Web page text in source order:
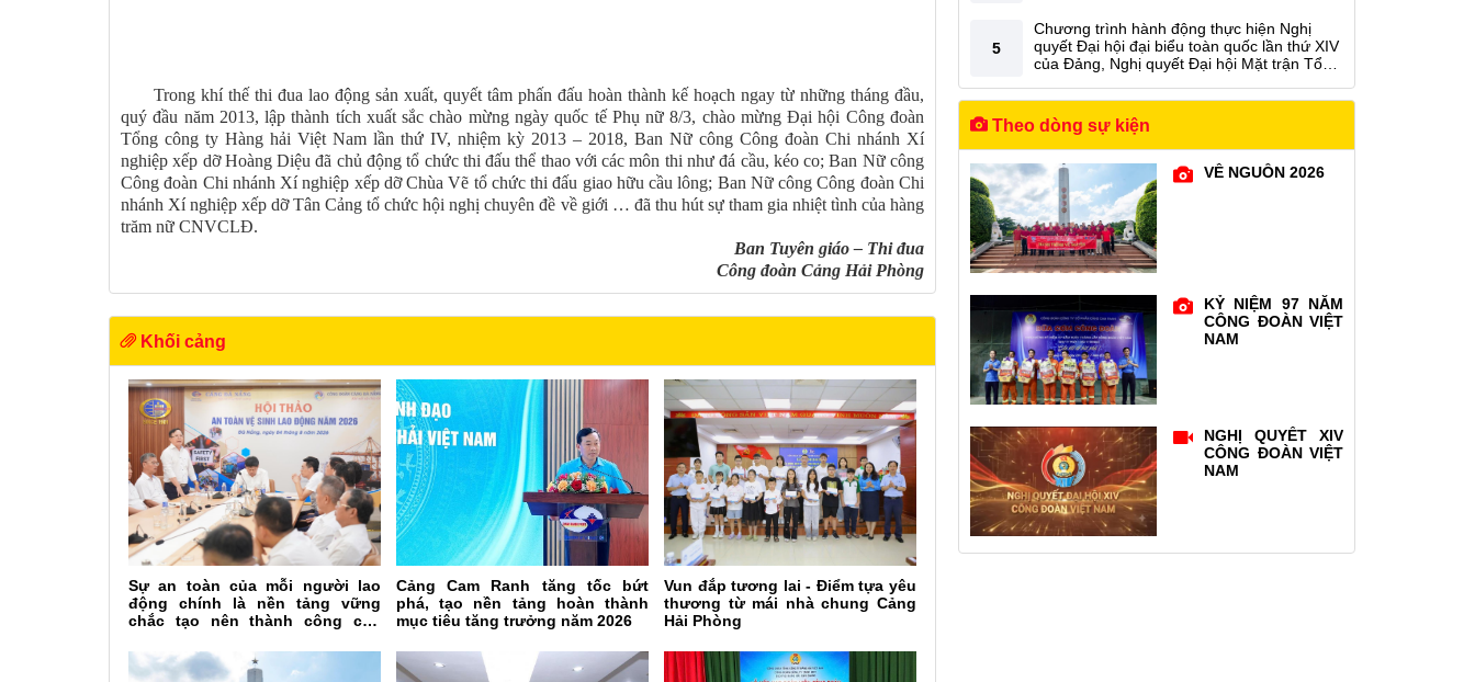
Trong khí thế thi đua lao động sản xuất, quyết tâm phấn đấu hoàn thành kế hoạch ngay từ những tháng đầu,
quý đầu năm 2013, lập thành tích xuất sắc chào mừng ngày quốc tế Phụ nữ 8/3, chào mừng Đại hội Công đoàn
Tổng công ty Hàng hải Việt Nam lần thứ IV, nhiệm kỳ 2013 – 2018, Ban Nữ công Công đoàn Chi nhánh Xí
nghiệp xếp dỡ Hoàng Diệu đã chủ động tổ chức thi đấu thể thao với các môn thi như đá cầu, kéo co; Ban Nữ công
Công đoàn Chi nhánh Xí nghiệp xếp dỡ Chùa Vẽ tổ chức thi đấu giao hữu cầu lông; Ban Nữ công Công đoàn Chi
nhánh Xí nghiệp xếp dỡ Tân Cảng tổ chức hội nghị chuyên đề về giới … đã thu hút sự tham gia nhiệt tình của hàng
trăm nữ CNVCLĐ.
Ban Tuyên giáo – Thi đua
Công đoàn Cảng Hải Phòng
Khối cảng
Sự an toàn của mỗi người lao
động chính là nền tảng vững
chắc tạo nên thành công của
Cảng Cam Ranh tăng tốc bứt
phá, tạo nền tảng hoàn thành
mục tiêu tăng trưởng năm 2026
Vun đắp tương lai - Điểm tựa yêu
thương từ mái nhà chung Cảng
Hải Phòng
5
Chương trình hành động thực hiện Nghị
quyết Đại hội đại biểu toàn quốc lần thứ XIV
của Đảng, Nghị quyết Đại hội Mặt trận Tổ
Công đoàn Việt Nam lần thứ XIV
Theo dòng sự kiện
VỀ NGUỒN 2026
KỶ NIỆM 97 NĂM
CÔNG ĐOÀN VIỆT
NAM
NGHỊ QUYẾT XIV
CÔNG ĐOÀN VIỆT
NAM